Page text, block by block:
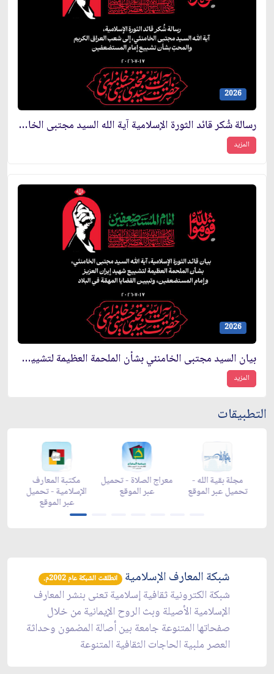
2026
رسالة شُكر قائد الثورة الإسلامية آية الله السيد مجتبى الخامنئي إلى شعب العراق الكريم والمحبّ بشأن تشييع إمام المستضعفين
المزيد
2026
بيان السيد مجتبى الخامنئي بشأن الملحمة العظيمة لتشييع شهيد إيران العزيز وإمام المستضعفين، وتبيين القضايا المهمّة في البلاد
المزيد
التطبيقات
معراج الصلاة - تحميل
عبر الموقع
مجلة بقية الله -
تحميل عبر الموقع
زاد شهر رمضان -
تحميل عبر الموقع
شبكة المعارف الإسلامية انطلقت الشبكة عام 2002م.
شبكة الكترونية ثقافية إسلامية تعنى بنشر المعارف
الإسلامية الأصيلة وبث الروح الإيمانية من خلال
صفحاتها المتنوعة جامعة بين أصالة المضمون وحداثة
العصر ملبية الحاجات الثقافية المتنوعة